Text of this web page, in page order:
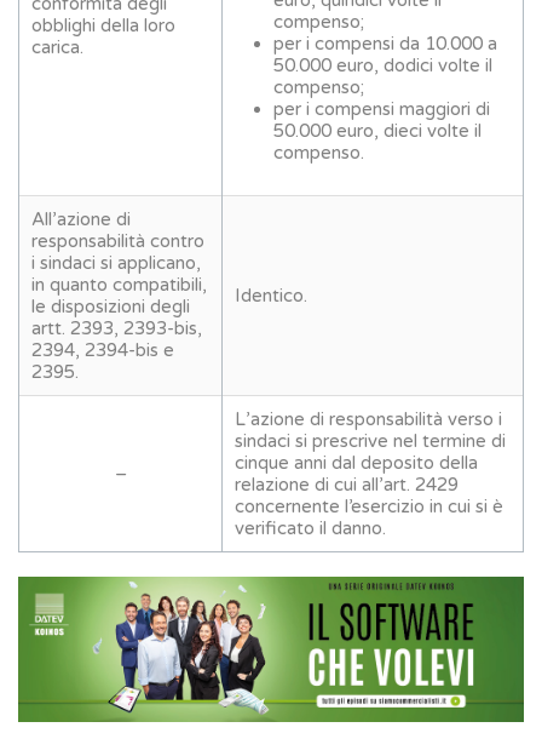
obblighi della loro
carica.
compenso;
per i compensi da 10.000 a
50.000 euro, dodici volte il
compenso;
per i compensi maggiori di
50.000 euro, dieci volte il
compenso.
All’azione di
responsabilità contro
i sindaci si applicano,
in quanto compatibili,
le disposizioni degli
artt. 2393, 2393-bis,
2394, 2394-bis e
2395.
Identico.
–
L’azione di responsabilità verso i
sindaci si prescrive nel termine di
cinque anni dal deposito della
relazione di cui all’art. 2429
concernente l’esercizio in cui si è
verificato il danno.